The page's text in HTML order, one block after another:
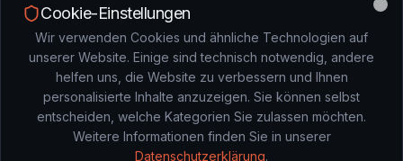
Beratung anfragen
DAS PROBLEM
Cookie-Einstellungen
Wir verwenden Cookies und ähnliche Technologien auf
unserer Website. Einige sind technisch notwendig, andere
helfen uns, die Website zu verbessern und Ihnen
personalisierte Inhalte anzuzeigen. Sie können selbst
entscheiden, welche Kategorien Sie zulassen möchten.
Weitere Informationen finden Sie in unserer
Datenschutzerklärung.